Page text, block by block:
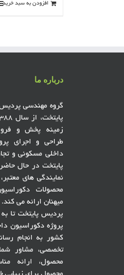
افزودن به سبد خرید
درباره ما
گروه مهندسی
زمینه پخش و
طراحی و اجرای
داخلی مسکونی و
پایتخت در حال
نمایندگی های
محصولات
میهنان ارائه می کند.
پردیس پایتخت تا
پروژه دکوراسیون
کشور به انجام
تخصصی، مشاور
محصول، ارائه